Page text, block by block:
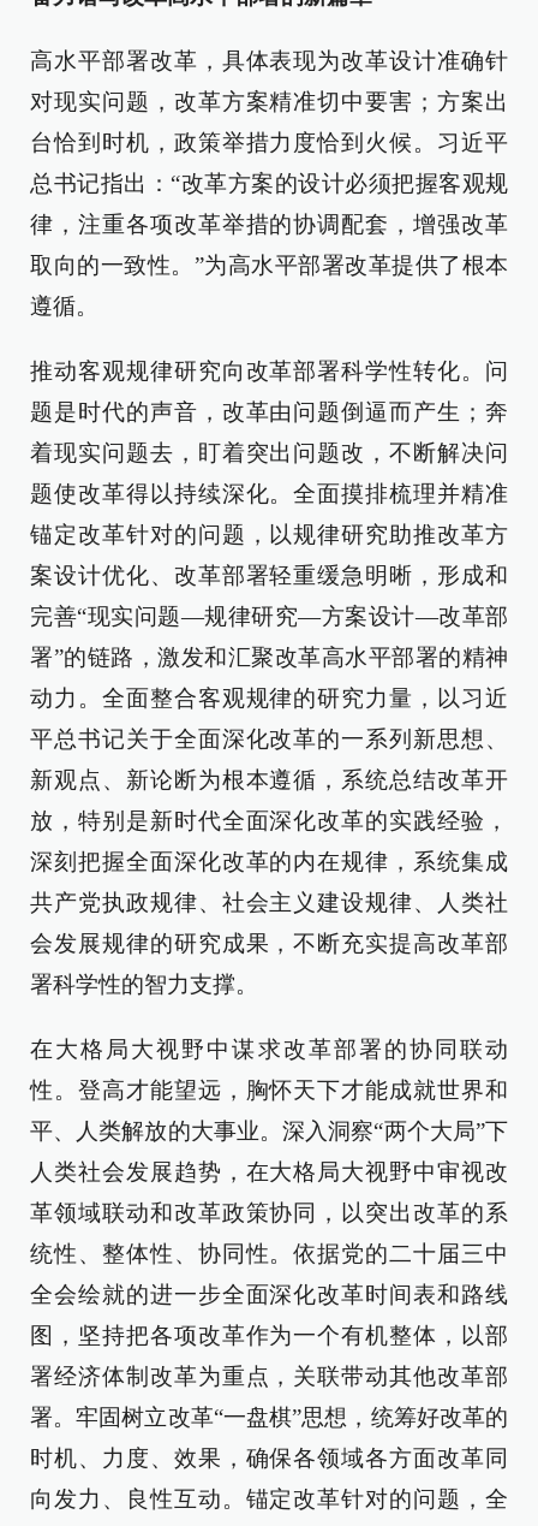
高水平部署改革，具体表现为改革设计准确针
对现实问题，改革方案精准切中要害；方案出
台恰到时机，政策举措力度恰到火候。习近平
总书记指出：“改革方案的设计必须把握客观规
律，注重各项改革举措的协调配套，增强改革
取向的一致性。”为高水平部署改革提供了根本
遵循。
推动客观规律研究向改革部署科学性转化。问
题是时代的声音，改革由问题倒逼而产生；奔
着现实问题去，盯着突出问题改，不断解决问
题使改革得以持续深化。全面摸排梳理并精准
锚定改革针对的问题，以规律研究助推改革方
案设计优化、改革部署轻重缓急明晰，形成和
完善“现实问题—规律研究—方案设计—改革部
署”的链路，激发和汇聚改革高水平部署的精神
动力。全面整合客观规律的研究力量，以习近
平总书记关于全面深化改革的一系列新思想、
新观点、新论断为根本遵循，系统总结改革开
放，特别是新时代全面深化改革的实践经验，
深刻把握全面深化改革的内在规律，系统集成
共产党执政规律、社会主义建设规律、人类社
会发展规律的研究成果，不断充实提高改革部
署科学性的智力支撑。
在大格局大视野中谋求改革部署的协同联动
性。登高才能望远，胸怀天下才能成就世界和
平、人类解放的大事业。深入洞察“两个大局”下
人类社会发展趋势，在大格局大视野中审视改
革领域联动和改革政策协同，以突出改革的系
统性、整体性、协同性。依据党的二十届三中
全会绘就的进一步全面深化改革时间表和路线
图，坚持把各项改革作为一个有机整体，以部
署经济体制改革为重点，关联带动其他改革部
署。牢固树立改革“一盘棋”思想，统筹好改革的
时机、力度、效果，确保各领域各方面改革同
向发力、良性互动。锚定改革针对的问题，全